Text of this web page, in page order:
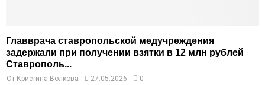
Главврача ставропольской медучреждения
задержали при получении взятки в 12 млн рублей
Ставрополь...
От Кристина Волкова 27.05.2026 0